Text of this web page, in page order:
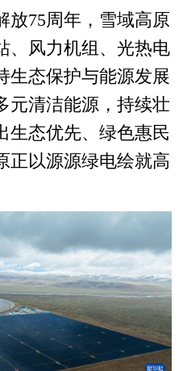
75周年，雪域高原
、风力机组、光热电
生态保护与能源发展
元清洁能源，持续壮
生态优先、绿色惠民
正以源源绿电绘就高